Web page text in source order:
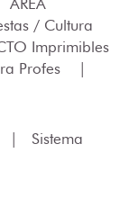
/ Cultura
Imprimibles
Profes
|
|
Sistema